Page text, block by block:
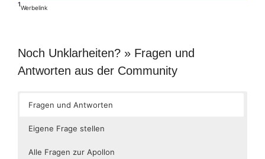
¹Werbelink
Noch Unklarheiten? » Fragen und
Antworten aus der Community
Fragen und Antworten
Eigene Frage stellen
Alle Fragen zur Apollon